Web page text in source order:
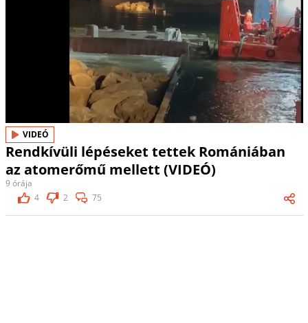
VIDEÓ
Rendkívüli lépéseket tettek Romániában
az atomerőmű mellett (VIDEÓ)
9 órája
4
2 75